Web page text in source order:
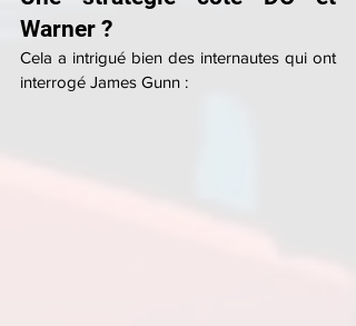
Warner ?
Cela a intrigué bien des internautes qui ont
interrogé James Gunn :